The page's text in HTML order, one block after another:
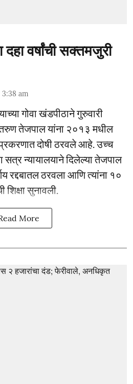
वर्षांची सक्तमजुरी
am
गोवा खंडपीठाने गुरुवारी
तेजपाल यांना २०१३ मधील
दोषी ठरवले आहे. उच्च
सत्र न्यायालयाने दिलेल्या तेजपाल
रद्दबातल ठरवला आणि त्यांना १०
शिक्षा सुनावली.
More